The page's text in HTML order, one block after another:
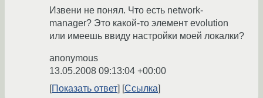
Извени не понял. Что есть network-
manager? Это какой-то элемент evolution
или имеешь ввиду настройки моей локалки?
anonymous
13.05.2008 09:13:04 +00:00
Показать ответ
Ссылка